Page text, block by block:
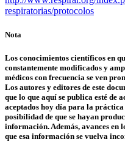
respiratorias/protocolos
Nota
Los conocimientos científicos en
constantemente modificados y
médicos con frecuencia se ven
Los autores y editores de este
que lo que aquí se publica esté de
aceptados hoy día para la
posibilidad de que se hayan
información. Además, avances en
que esa información se vuelva